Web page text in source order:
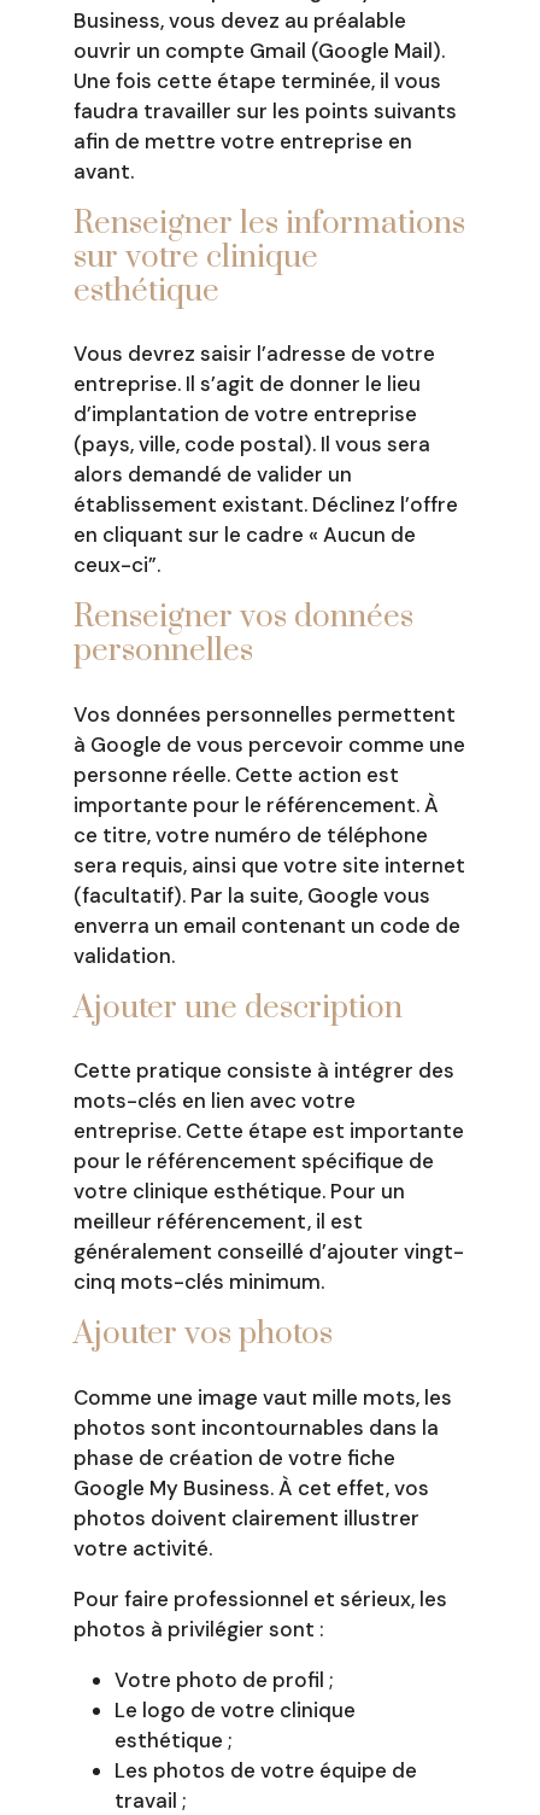
Business, vous devez au préalable
ouvrir un compte Gmail (Google Mail).
Une fois cette étape terminée, il vous
faudra travailler sur les points suivants
afin de mettre votre entreprise en
avant.
Renseigner les informations
sur votre clinique
esthétique
Vous devrez saisir l’adresse de votre
entreprise. Il s’agit de donner le lieu
d’implantation de votre entreprise
(pays, ville, code postal). Il vous sera
alors demandé de valider un
établissement existant. Déclinez l’offre
en cliquant sur le cadre « Aucun de
ceux-ci”.
Renseigner vos données
personnelles
Vos données personnelles permettent
à Google de vous percevoir comme une
personne réelle. Cette action est
importante pour le référencement. À
ce titre, votre numéro de téléphone
sera requis, ainsi que votre site internet
(facultatif). Par la suite, Google vous
enverra un email contenant un code de
validation.
Ajouter une description
Cette pratique consiste à intégrer des
mots-clés en lien avec votre
entreprise. Cette étape est importante
pour le référencement spécifique de
votre clinique esthétique. Pour un
meilleur référencement, il est
généralement conseillé d’ajouter vingt-
cinq mots-clés minimum.
Ajouter vos photos
Comme une image vaut mille mots, les
photos sont incontournables dans la
phase de création de votre fiche
Google My Business. À cet effet, vos
photos doivent clairement illustrer
votre activité.
Pour faire professionnel et sérieux, les
photos à privilégier sont :
Votre photo de profil ;
Le logo de votre clinique
esthétique ;
Les photos de votre équipe de
travail ;